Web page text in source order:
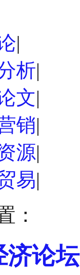
|
析|
文|
销|
源|
易|
：
济论坛